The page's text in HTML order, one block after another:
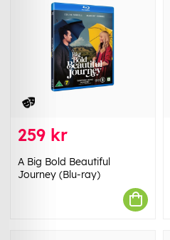
259 kr
A Big Bold Beautiful
Journey (Blu-ray)